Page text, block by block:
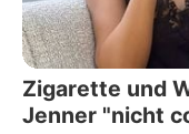
Zigarette und
Jenner "nicht